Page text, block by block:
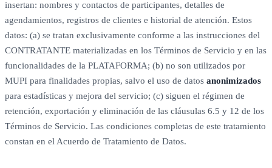
insertan: nombres y contactos de participantes, detalles de
agendamientos, registros de clientes e historial de atención. Estos
datos: (a) se tratan exclusivamente conforme a las instrucciones del
CONTRATANTE materializadas en los Términos de Servicio y en las
funcionalidades de la PLATAFORMA; (b) no son utilizados por
MUPI para finalidades propias, salvo el uso de datos anonimizados
para estadísticas y mejora del servicio; (c) siguen el régimen de
retención, exportación y eliminación de las cláusulas 6.5 y 12 de los
Términos de Servicio. Las condiciones completas de este tratamiento
constan en el Acuerdo de Tratamiento de Datos.